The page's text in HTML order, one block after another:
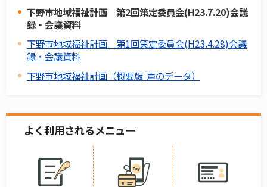
下野市地域福祉計画 第2回策定委員会(H23.7.20)会議
録・会議資料
下野市地域福祉計画 第1回策定委員会(H23.4.28)会議
録・会議資料
下野市地域福祉計画（概要版 声のデータ）
よく利用されるメニュー